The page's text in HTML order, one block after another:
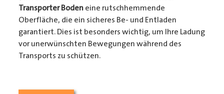
Transporter Bodeneine rutschhemmende
Oberfläche, die ein sicheres Be- und Entladen
garantiert. Dies ist besonders wichtig, um Ihre Ladung
vor unerwünschten Bewegungen während des
Transports zu schützen.